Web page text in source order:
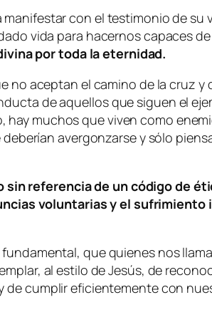
con el testimonio de su
vida para hacernos capaces
por toda la eternidad.
no aceptan el camino de la cruz y
de aquellos que siguen el
muchos que viven como
avergonzarse y sólo
referencia de un código de
voluntarias y el sufrimiento
que quienes nos
al estilo de Jesús, de
de cumplir eficientemente con